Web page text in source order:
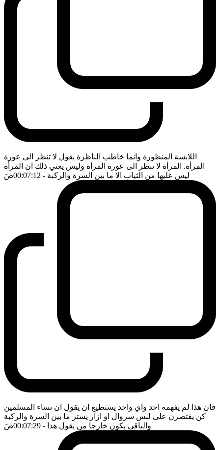
اللابسة المنظورة وانما خاطب الناظرة يقول لا تنظر الى عورة
المرأة. المرأة لا تنظر الى عورة المرأة وليس يعني ذلك ان المرأة
ليس عليها من الثياب الا ما بين السرة والركبة - 00:07:12 ضَ
فان هذا لم يفهمه احد واي واحد يستطيع ان يقول ان نساء المسلمين
كن يقتصرن على لبس سروال او ازار يستر ما بين السرة والركبة
والباقي يكون خارجا من يقول هذا - 00:07:29 ضَ